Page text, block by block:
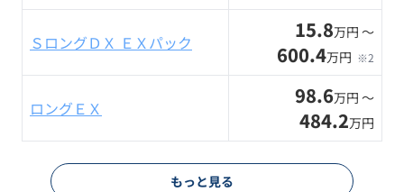
ＳロングＤＸ ＥＸパック 15.8万円 〜
600.4万円 ※2
ロングＥＸ 98.6万円 〜
484.2万円
もっと見る